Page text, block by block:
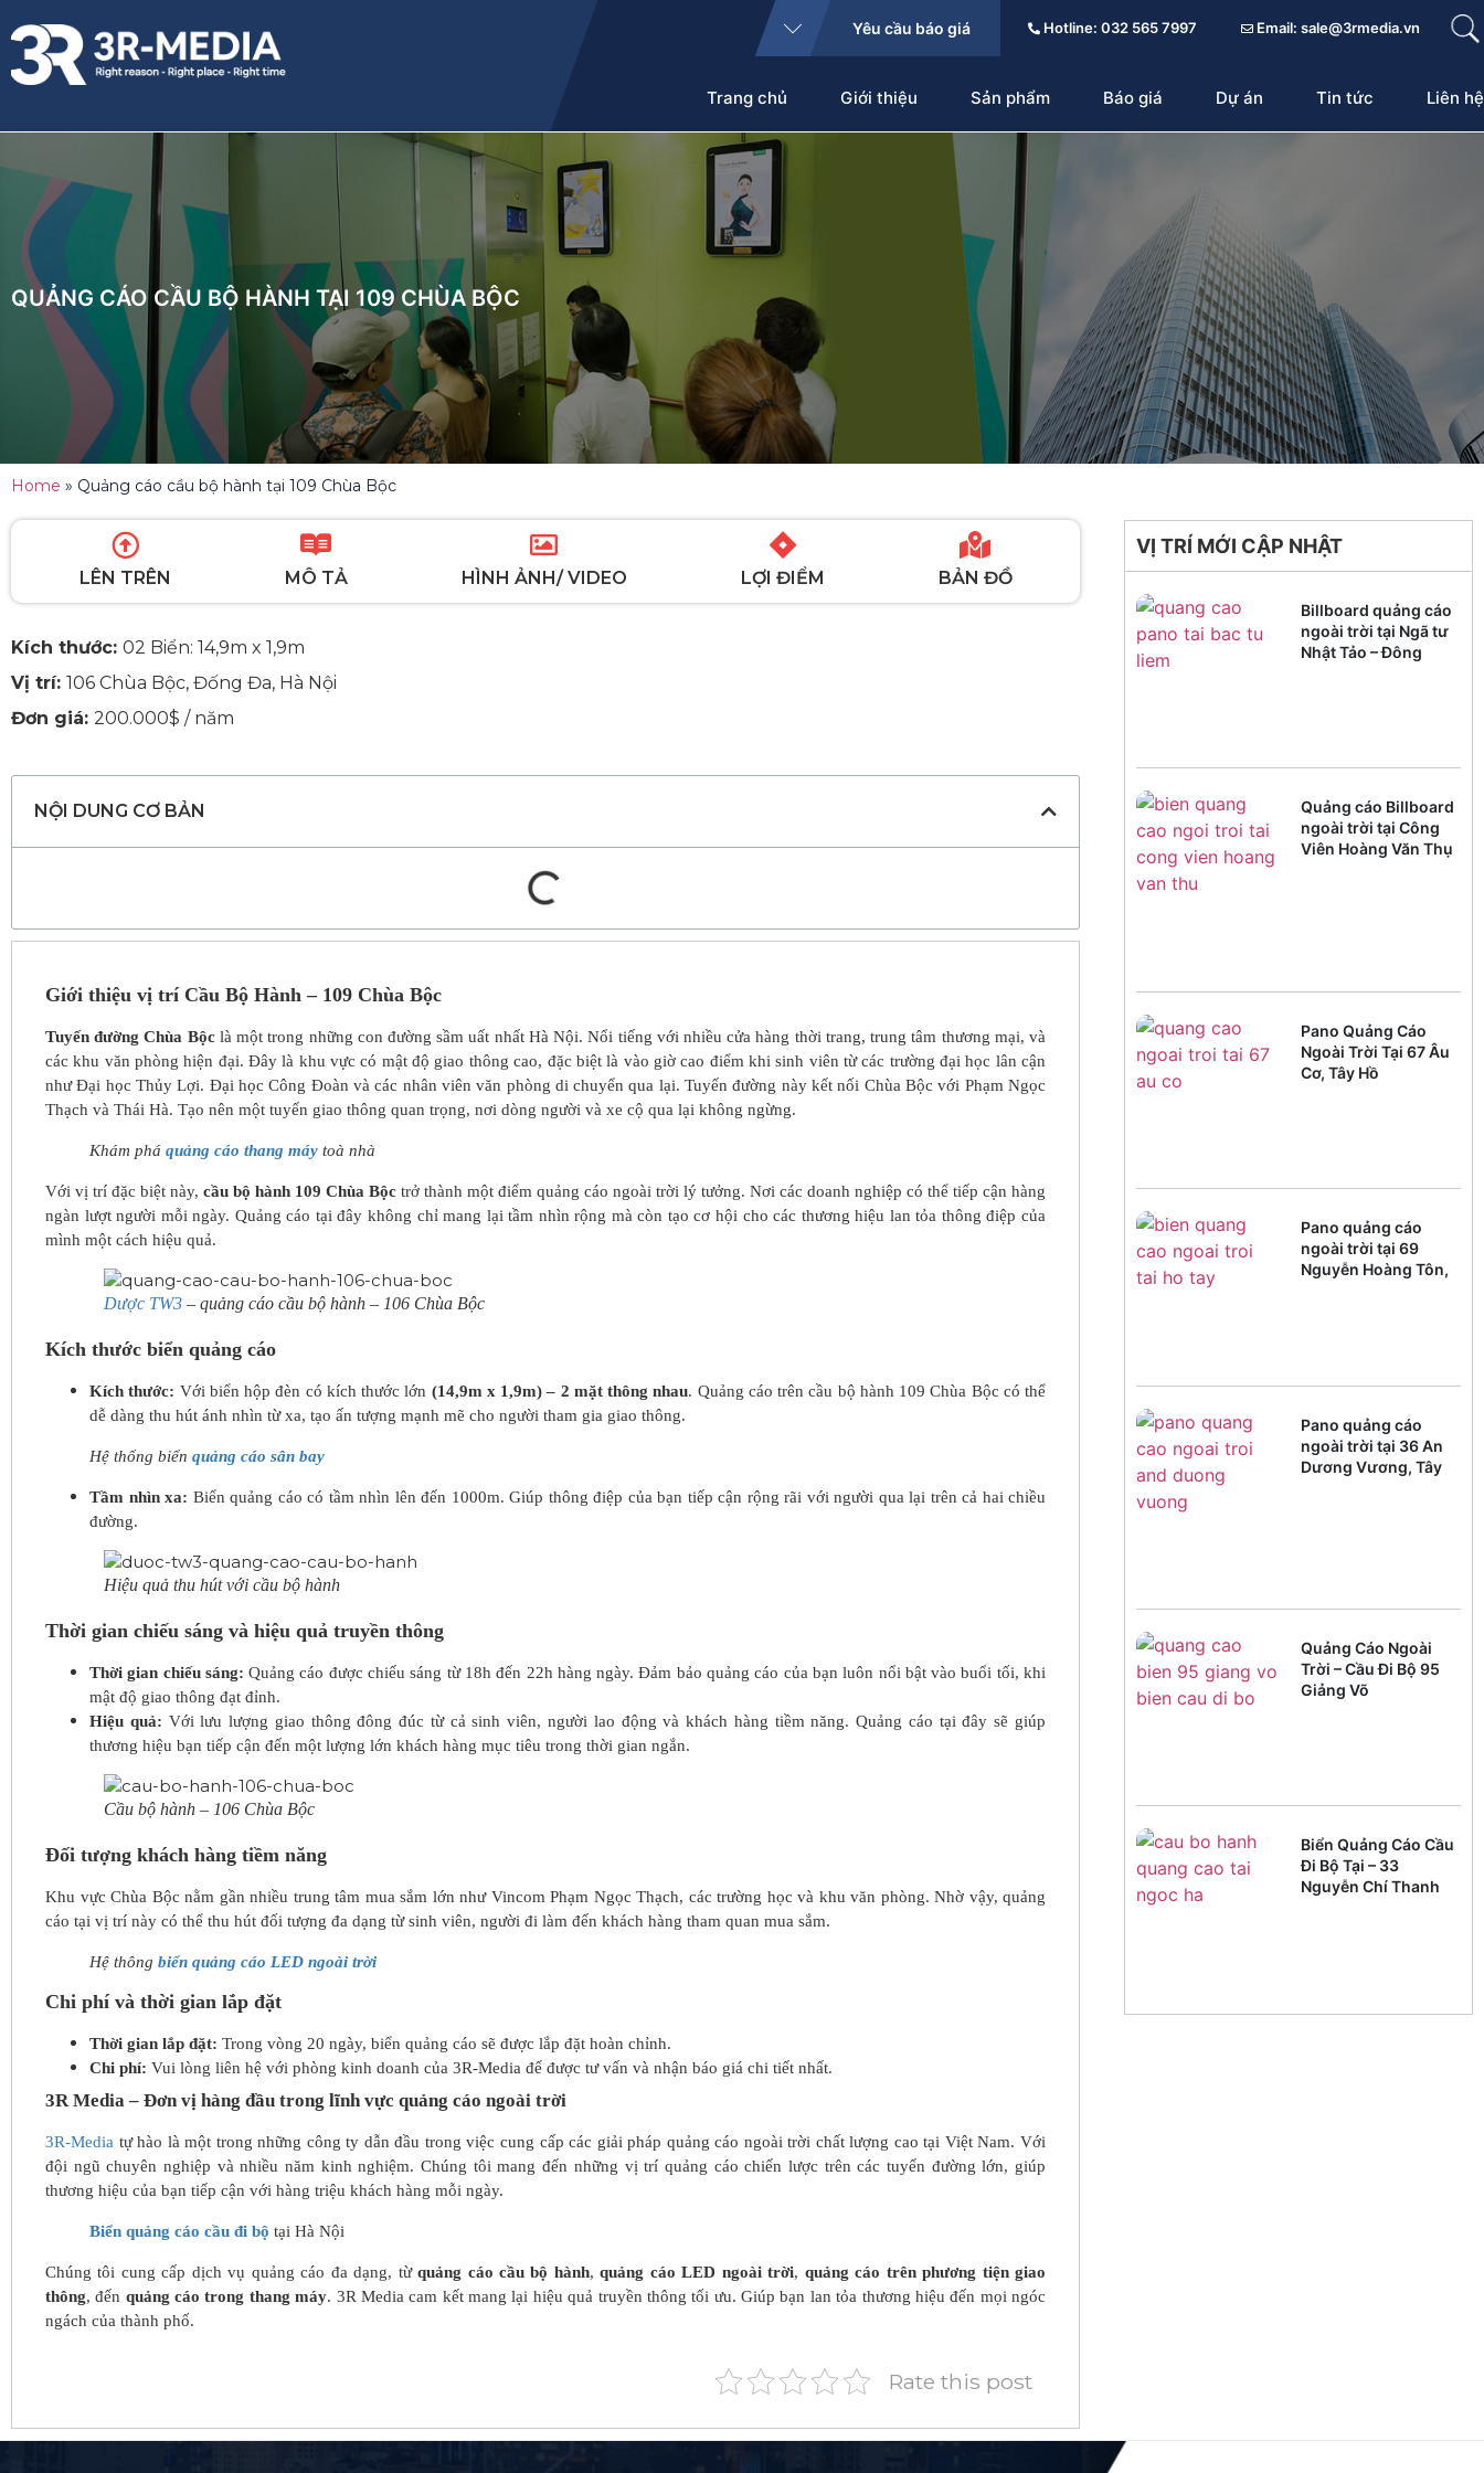
Yêu cầu báo giá Hotline: 032 565 7997 Email: sale@3rmedia.vn
Trang chủ Giới thiệu Sản phẩm Báo giá Dự án Tin tức Liên hệ
QUẢNG CÁO CẦU BỘ HÀNH TẠI 109 CHÙA BỘC
Home » Quảng cáo cầu bộ hành tại 109 Chùa Bộc
LÊN TRÊN MÔ TẢ HÌNH ẢNH/ VIDEO LỢI ĐIỂM BẢN ĐỒ
Kích thước: 02 Biển: 14,9m x 1,9m
Vị trí: 106 Chùa Bộc, Đống Đa, Hà Nội
Đơn giá: 200.000$ / năm
NỘI DUNG CƠ BẢN
Giới thiệu vị trí Cầu Bộ Hành – 109 Chùa Bộc
Tuyến đường Chùa Bộclà một trong những con đường sầm uất nhất Hà Nội. Nổi tiếng với nhiều cửa hàng thời trang, trung tâm thương mại, và
các khu văn phòng hiện đại. Đây là khu vực có mật độ giao thông cao, đặc biệt là vào giờ cao điểm khi sinh viên từ các trường đại học lân cận
như Đại học Thủy Lợi. Đại học Công Đoàn và các nhân viên văn phòng di chuyển qua lại. Tuyến đường này kết nối Chùa Bộc với Phạm Ngọc
Thạch và Thái Hà. Tạo nên một tuyến giao thông quan trọng, nơi dòng người và xe cộ qua lại không ngừng.
Khám phá quảng cáo thang máy toà nhà
Với vị trí đặc biệt này, cầu bộ hành 109 Chùa Bộc trở thành một điểm quảng cáo ngoài trời lý tưởng. Nơi các doanh nghiệp có thể tiếp cận hàng
ngàn lượt người mỗi ngày. Quảng cáo tại đây không chỉ mang lại tầm nhìn rộng mà còn tạo cơ hội cho các thương hiệu lan tỏa thông điệp của
mình một cách hiệu quả.
Dược TW3 – quảng cáo cầu bộ hành – 106 Chùa Bộc
Kích thước biển quảng cáo
Kích thước: Với biển hộp đèn có kích thước lớn (14,9m x 1,9m) – 2 mặt thông nhau. Quảng cáo trên cầu bộ hành 109 Chùa Bộc có thể
dễ dàng thu hút ánh nhìn từ xa, tạo ấn tượng mạnh mẽ cho người tham gia giao thông.
Hệ thống biển quảng cáo sân bay
Tầm nhìn xa: Biển quảng cáo có tầm nhìn lên đến 1000m. Giúp thông điệp của bạn tiếp cận rộng rãi với người qua lại trên cả hai chiều
đường.
Hiệu quả thu hút với cầu bộ hành
Thời gian chiếu sáng và hiệu quả truyền thông
Thời gian chiếu sáng: Quảng cáo được chiếu sáng từ 18h đến 22h hàng ngày. Đảm bảo quảng cáo của bạn luôn nổi bật vào buổi tối, khi
mật độ giao thông đạt đỉnh.
Hiệu quả: Với lưu lượng giao thông đông đúc từ cả sinh viên, người lao động và khách hàng tiềm năng. Quảng cáo tại đây sẽ giúp
thương hiệu bạn tiếp cận đến một lượng lớn khách hàng mục tiêu trong thời gian ngắn.
Cầu bộ hành – 106 Chùa Bộc
Đối tượng khách hàng tiềm năng
Khu vực Chùa Bộc nằm gần nhiều trung tâm mua sắm lớn như Vincom Phạm Ngọc Thạch, các trường học và khu văn phòng. Nhờ vậy, quảng
cáo tại vị trí này có thể thu hút đối tượng đa dạng từ sinh viên, người đi làm đến khách hàng tham quan mua sắm.
Hệ thông biển quảng cáo LED ngoài trời
Chi phí và thời gian lắp đặt
Thời gian lắp đặt: Trong vòng 20 ngày, biển quảng cáo sẽ được lắp đặt hoàn chỉnh.
Chi phí: Vui lòng liên hệ với phòng kinh doanh của 3R-Media để được tư vấn và nhận báo giá chi tiết nhất.
3R Media – Đơn vị hàng đầu trong lĩnh vực quảng cáo ngoài trời
3R-Media tự hào là một trong những công ty dẫn đầu trong việc cung cấp các giải pháp quảng cáo ngoài trời chất lượng cao tại Việt Nam. Với
đội ngũ chuyên nghiệp và nhiều năm kinh nghiệm. Chúng tôi mang đến những vị trí quảng cáo chiến lược trên các tuyến đường lớn, giúp
thương hiệu của bạn tiếp cận với hàng triệu khách hàng mỗi ngày.
Biển quảng cáo cầu đi bộ tại Hà Nội
Chúng tôi cung cấp dịch vụ quảng cáo đa dạng, từquảng cáo cầu bộ hành,quảng cáo LED ngoài trời, quảng cáo trên phương tiện giao
thông, đến quảng cáo trong thang máy. 3R Media cam kết mang lại hiệu quả truyền thông tối ưu. Giúp bạn lan tỏa thương hiệu đến mọi ngóc
ngách của thành phố.
Rate this post
VỊ TRÍ MỚI CẬP NHẬT
Billboard quảng cáo
ngoài trời tại Ngã tư
Nhật Tảo – Đông
Quảng cáo Billboard
ngoài trời tại Công
Viên Hoàng Văn Thụ
Pano Quảng Cáo
Ngoài Trời Tại 67 Âu
Cơ, Tây Hồ
Pano quảng cáo
ngoài trời tại 69
Nguyễn Hoàng Tôn,
Pano quảng cáo
ngoài trời tại 36 An
Dương Vương, Tây
Quảng Cáo Ngoài
Trời – Cầu Đi Bộ 95
Giảng Võ
Biển Quảng Cáo Cầu
Đi Bộ Tại – 33
Nguyễn Chí Thanh